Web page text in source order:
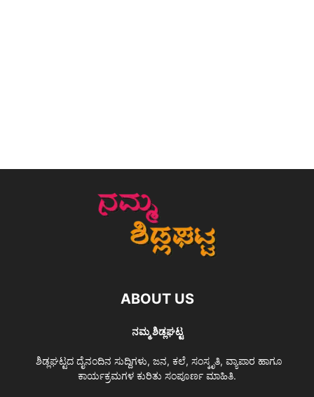
ABOUT US
ನಮ್ಮ ಶಿಡ್ಲಘಟ್ಟ
ಶಿಡ್ಲಘಟ್ಟದ ದೈನಂದಿನ ಸುದ್ದಿಗಳು, ಜನ, ಕಲೆ, ಸಂಸ್ಕೃತಿ, ವ್ಯಾಪಾರ ಹಾಗೂ
ಕಾರ್ಯಕ್ರಮಗಳ ಕುರಿತು ಸಂಪೂರ್ಣ ಮಾಹಿತಿ.